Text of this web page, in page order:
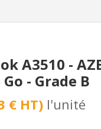
A3510 -
Go - Grade B
€ HT) l'unité